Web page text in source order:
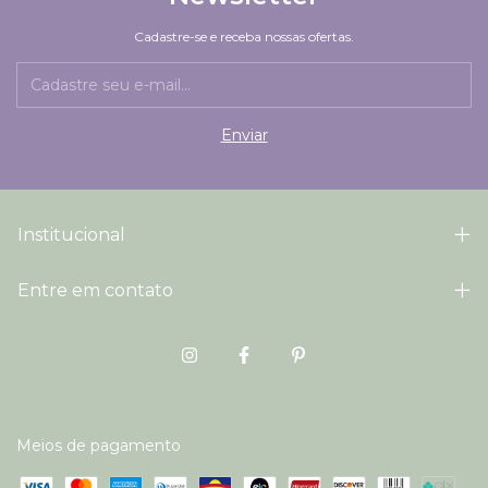
Cadastre-se e receba nossas ofertas.
Institucional
Entre em contato
Meios de pagamento